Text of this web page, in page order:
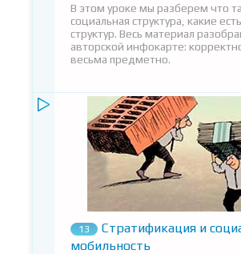
В этом уроке мы разберем что
социальная структура, какие
структур. Весь материал
авторской инфокарте:
весьма предметно.
13
Стратификация и
мобильность